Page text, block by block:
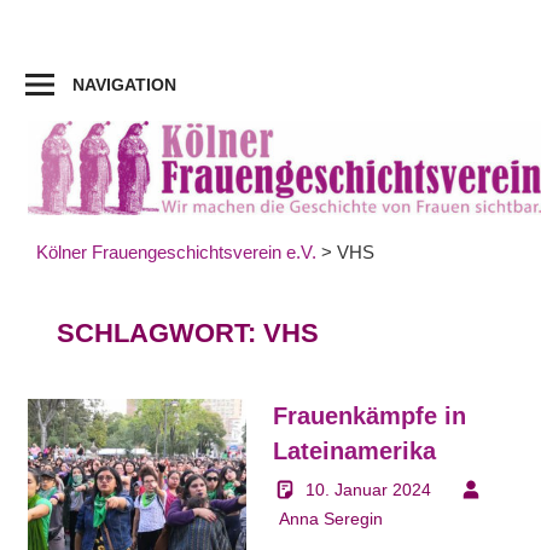
springen
NAVIGATION
Kölner Frauengeschichtsverein e.V. > VHS
SCHLAGWORT:VHS
Frauenkämpfe in
Lateinamerika
10. Januar 2024
Anna Seregin